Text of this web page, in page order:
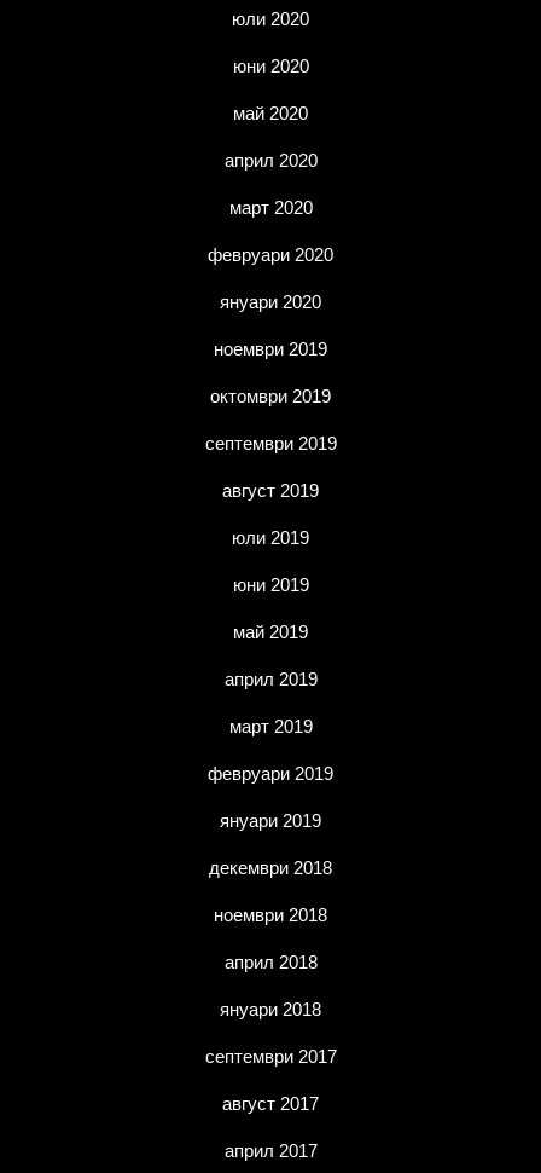
юли 2020
юни 2020
май 2020
април 2020
март 2020
февруари 2020
януари 2020
ноември 2019
октомври 2019
септември 2019
август 2019
юли 2019
юни 2019
май 2019
април 2019
март 2019
февруари 2019
януари 2019
декември 2018
ноември 2018
април 2018
януари 2018
септември 2017
август 2017
април 2017